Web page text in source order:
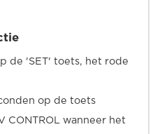
de 'SET' toets, het rode
op de toets
CONTROL wanneer het